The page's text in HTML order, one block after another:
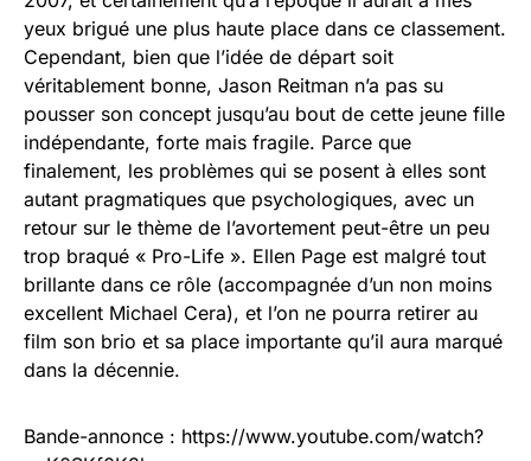
yeux brigué une plus haute place dans ce classement.
Cependant, bien que l’idée de départ soit
véritablement bonne, Jason Reitman n’a pas su
pousser son concept jusqu’au bout de cette jeune fille
indépendante, forte mais fragile. Parce que
finalement, les problèmes qui se posent à elles sont
autant pragmatiques que psychologiques, avec un
retour sur le thème de l’avortement peut-être un peu
trop braqué « Pro-Life ». Ellen Page est malgré tout
brillante dans ce rôle (accompagnée d’un non moins
excellent Michael Cera), et l’on ne pourra retirer au
film son brio et sa place importante qu’il aura marqué
dans la décennie.
Bande-annonce : https://www.youtube.com/watch?